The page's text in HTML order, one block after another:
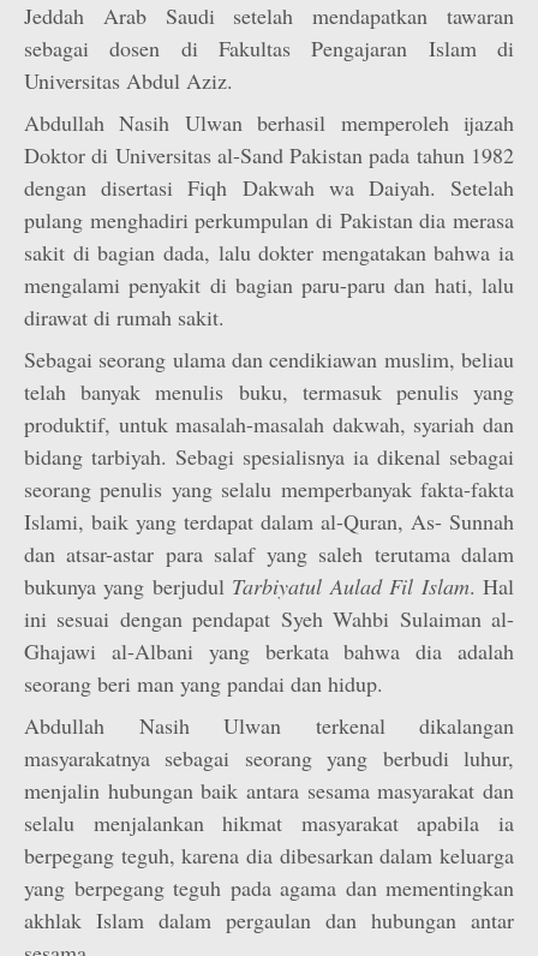
Jeddah Arab Saudi setelah mendapatkan tawaran
sebagai dosen di Fakultas Pengajaran Islam di
Universitas Abdul Aziz.
Abdullah Nasih Ulwan berhasil memperoleh ijazah
Doktor di Universitas al-Sand Pakistan pada tahun 1982
dengan disertasi Fiqh Dakwah wa Daiyah. Setelah
pulang menghadiri perkumpulan di Pakistan dia merasa
sakit di bagian dada, lalu dokter mengatakan bahwa ia
mengalami penyakit di bagian paru-paru dan hati, lalu
dirawat di rumah sakit.
Sebagai seorang ulama dan cendikiawan muslim, beliau
telah banyak menulis buku, termasuk penulis yang
produktif, untuk masalah-masalah dakwah, syariah dan
bidang tarbiyah. Sebagi spesialisnya ia dikenal sebagai
seorang penulis yang selalu memperbanyak fakta-fakta
Islami, baik yang terdapat dalam al-Quran, As- Sunnah
dan atsar-astar para salaf yang saleh terutama dalam
bukunya yang berjudul Tarbiyatul Aulad Fil Islam. Hal
ini sesuai dengan pendapat Syeh Wahbi Sulaiman al-
Ghajawi al-Albani yang berkata bahwa dia adalah
seorang beri man yang pandai dan hidup.
Abdullah Nasih Ulwan terkenal dikalangan
masyarakatnya sebagai seorang yang berbudi luhur,
menjalin hubungan baik antara sesama masyarakat dan
selalu menjalankan hikmat masyarakat apabila ia
berpegang teguh, karena dia dibesarkan dalam keluarga
yang berpegang teguh pada agama dan mementingkan
akhlak Islam dalam pergaulan dan hubungan antar